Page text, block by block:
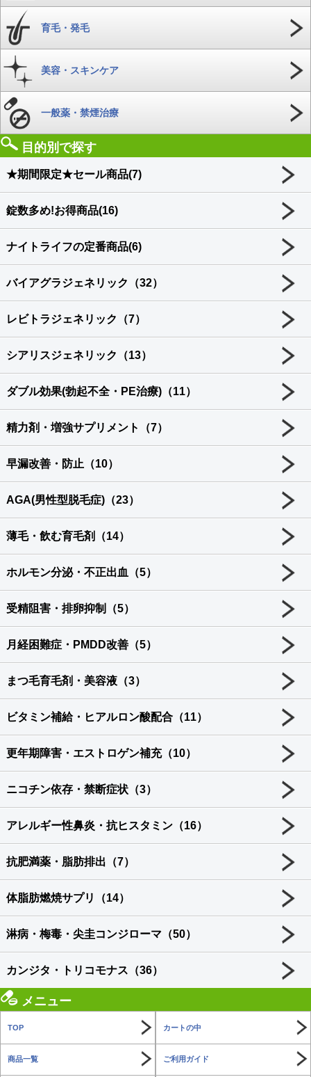
育毛・発毛
美容・スキンケア
一般薬・禁煙治療
目的別で探す
★期間限定★セール商品(7)
錠数多め!お得商品(16)
ナイトライフの定番商品(6)
バイアグラジェネリック（32）
レビトラジェネリック（7）
シアリスジェネリック（13）
ダブル効果(勃起不全・PE治療)（11）
精力剤・増強サプリメント（7）
早漏改善・防止（10）
AGA(男性型脱毛症)（23）
薄毛・飲む育毛剤（14）
ホルモン分泌・不正出血（5）
受精阻害・排卵抑制（5）
月経困難症・PMDD改善（5）
まつ毛育毛剤・美容液（3）
ビタミン補給・ヒアルロン酸配合（11）
更年期障害・エストロゲン補充（10）
ニコチン依存・禁断症状（3）
アレルギー性鼻炎・抗ヒスタミン（16）
抗肥満薬・脂肪排出（7）
体脂肪燃焼サプリ（14）
淋病・梅毒・尖圭コンジローマ（50）
カンジタ・トリコモナス（36）
メニュー
TOP カートの中
商品一覧 ご利用ガイド